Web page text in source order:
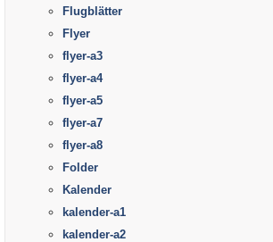
Flugblätter
Flyer
flyer-a3
flyer-a4
flyer-a5
flyer-a7
flyer-a8
Folder
Kalender
kalender-a1
kalender-a2